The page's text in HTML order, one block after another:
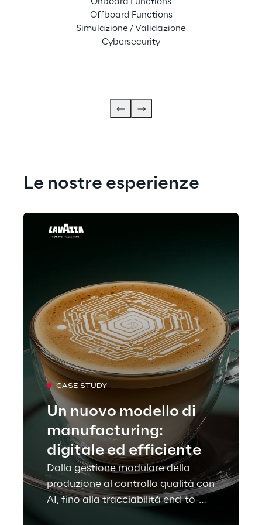
Offboard Functions
Simulazione / Validazione
Cybersecurity
Le nostre esperienze
CASE STUDY
Un nuovo modello di
manufacturing:
digitale ed efficiente
Dalla gestione modulare della
produzione al controllo qualità con
AI, fino alla tracciabilità end-to-